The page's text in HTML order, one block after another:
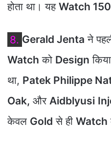
होता था। यह Watch
8. Gerald Jenta ने
Watch को Design
था, Patek Philippe
Oak, और Aidblyusi
केवल Gold से ही Watch